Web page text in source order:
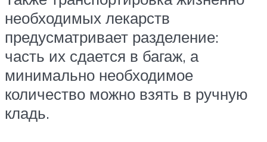
необходимых лекарств
предусматривает разделение:
часть их сдается в багаж, а
минимально необходимое
количество можно взять в ручную
кладь.